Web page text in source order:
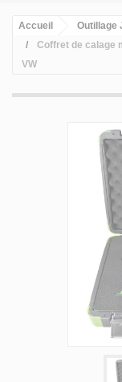
Accueil
Outillage
Coffret de calage
VW